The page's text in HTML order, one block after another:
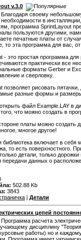
v.3.0
Благодаря своему
необходимости в
программа SprintLayout
пользуются другими,
печатные платы от
то эта программа для вас,
- это простая программа для
практически все
форматы Gerber и
и сверловку.
позволяет рисовать
разные формы и размеры
файл Example.LAY в
что можно создать в
платы можно создать
многое другое!
включает в себя
то есть поверхностного.
детали, только
передачи данных о
502.88 Kb
3843
| Детали
цепей
Программа расчета
дисциплину
работы) но и